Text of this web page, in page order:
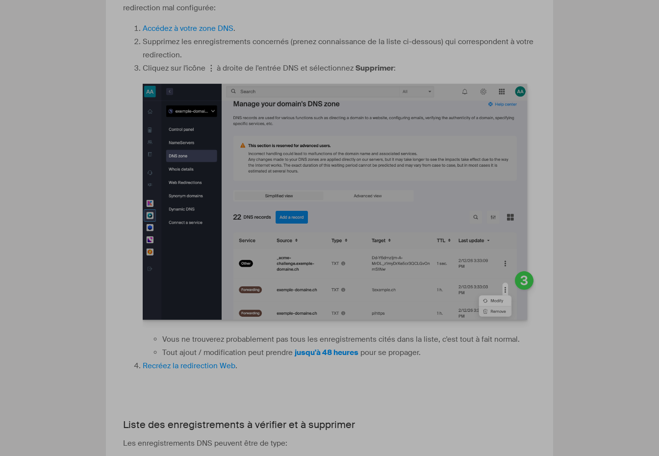
redirection mal configurée:
Accédez à votre zone DNS.
Supprimez les enregistrements concernés (prenez connaissance de la liste ci-dessous) qui correspondent à votre
redirection.
Cliquez sur l'icône ⋮ à droite de l'entrée DNS et sélectionnez Supprimer:
Vous ne trouverez probablement pas tous les enregistrements cités dans la liste, c'est tout à fait normal.
Tout ajout / modification peut prendre jusqu'à 48 heures pour se propager.
Recréez la redirection Web.
Liste des enregistrements à vérifier et à supprimer
Les enregistrements DNS peuvent être de type: